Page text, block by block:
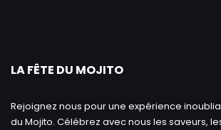
LA FÊTE DU MOJITO
Rejoignez nous pour une expérience
du Mojito. Célébrez avec nous les saveurs,